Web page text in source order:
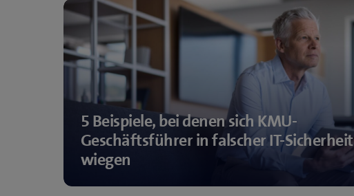
5 Beispiele, bei denen sich KMU-
Geschäftsführer in falscher IT-Sicherheit
wiegen